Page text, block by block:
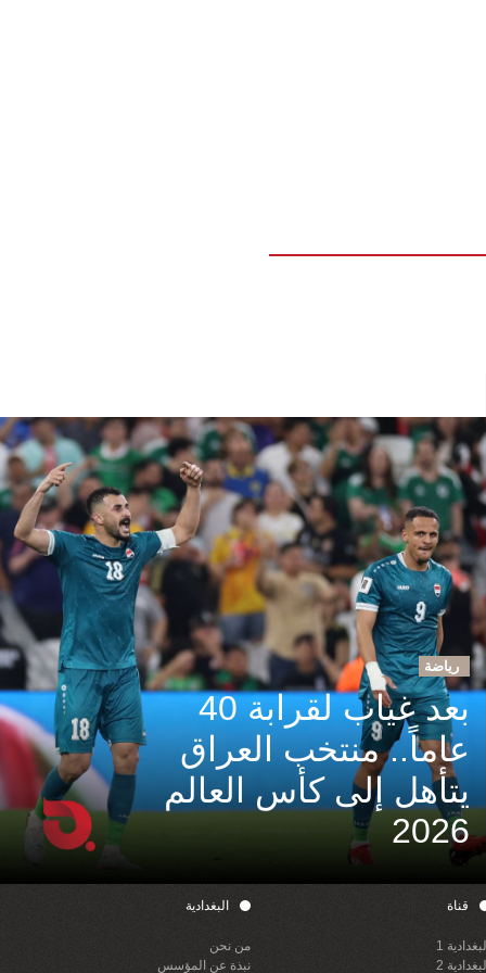
رياضة
بعد غياب لقرابة 40
عاماً.. منتخب العراق
يتأهل إلى كأس العالم
2026
قناة
البغدادية 1
البغدادية 2
البغدادية
من نحن
نبذة عن المؤسس